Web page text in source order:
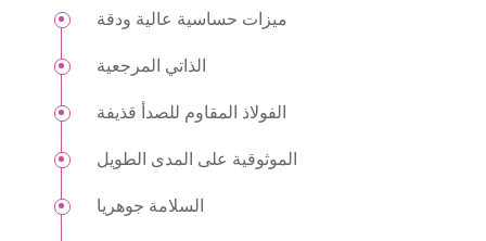
ميزات حساسية عالية ودقة
الذاتي المرجعية
الفولاذ المقاوم للصدأ قذيفة
الموثوقية على المدى الطويل
السلامة جوهريا